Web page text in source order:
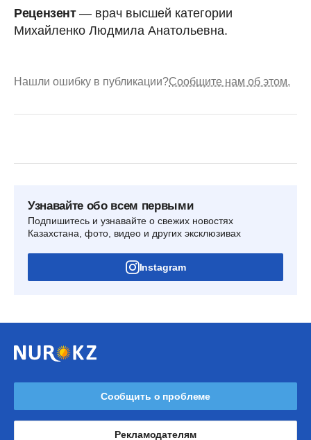
Рецензент— врач высшей категории
Михайленко Людмила Анатольевна.
Нашли ошибку в публикации?Сообщите нам об этом.
Узнавайте обо всем первыми
Подпишитесь и узнавайте о свежих новостях
Казахстана, фото, видео и других эксклюзивах
Instagram
Сообщить о проблеме
Рекламодателям